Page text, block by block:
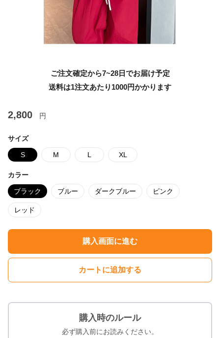
ご注文確定から7~28日でお届け予定
送料は1注文あたり 1000円かかります
2,800 円
サイズ
S M L XL
カラー
ブラック ブルー ダークブルー ピンク
レッド
購入画面に進む
カートに追加する
購入時のルール
必ず購入前にお読みください。